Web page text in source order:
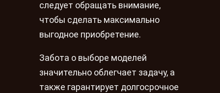
следует обращать внимание,
чтобы сделать максимально
выгодное приобретение.
Забота о выборе моделей
значительно облегчает задачу, а
также гарантирует долгосрочное